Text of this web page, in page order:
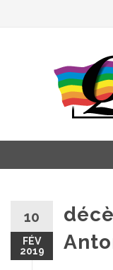
10
FÉV
2019